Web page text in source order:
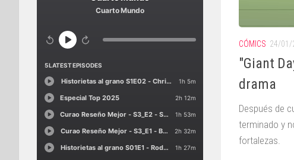
CÓMICS 24/01/
"Giant
drama
Después de
terminado y
fortalezas.